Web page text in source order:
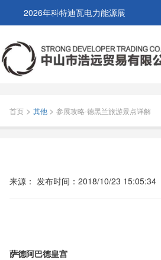
2026年科特迪瓦电力能源展
首页 > 其他 > 参展攻略-德黑兰旅游景点详解
来源： 发布时间： 2018/10/23 15:05:34
萨德阿巴德皇宫